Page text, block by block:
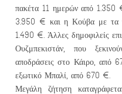
πακέτα 11 ημερών από 1.350
3.950 € και η Κούβα με τα
1.490 €. Άλλες δημοφιλείς
Ουζμπεκιστάν, που
αποδράσεις στο Κάιρο, από
εξωτικό Μπαλί, από 670 €.
Μεγάλη ζήτηση